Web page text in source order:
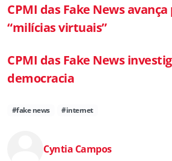
CPMI das Fake News
“milícias virtuais”
CPMI das Fake News
democracia
#fake news #internet
Cyntia Campos